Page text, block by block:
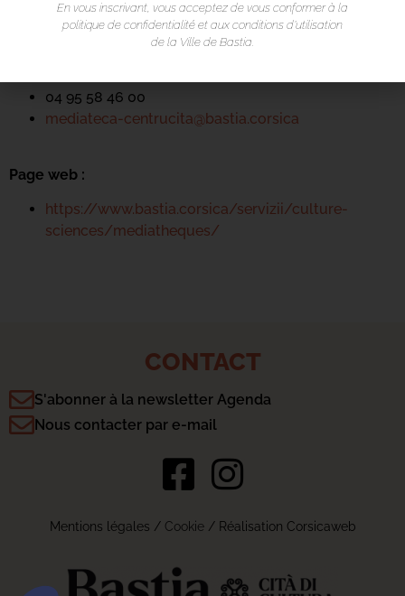
Rue Favalelli
20200 Bastia
04 95 58 46 00
mediateca-centrucita@bastia.corsica
Page web :
https://www.bastia.corsica/servizii/culture-
sciences/mediatheques/
CONTACT
S'abonner à la newsletter Agenda
Nous contacter par e-mail
Mentions légales / Cookie/ Réalisation Corsicaweb
En vous inscrivant, vous acceptez de vous conformer à la
politique de confidentialité et aux conditions d’utilisation
de la Ville de Bastia.